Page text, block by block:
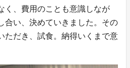
く、費用のことも意識しなが
合い、決めていきました。その
ただき、試食。納得いくまで意